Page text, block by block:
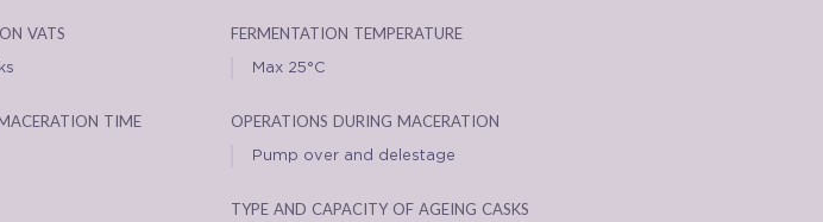
vats fermentation temperature
Max 25°C
time operations during maceration
Pump over and delestage
type and capacity of ageing casks